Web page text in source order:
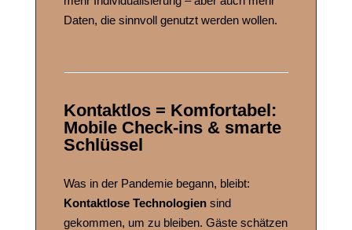
Daten, die sinnvoll genutzt werden wollen.
Kontaktlos = Komfortabel:
Mobile Check-ins & smarte
Schlüssel
Was in der Pandemie begann, bleibt:
Kontaktlose Technologien sind
gekommen, um zu bleiben. Gäste schätzen